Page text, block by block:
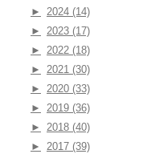
►
2024 (14)
►
2023 (17)
►
2022 (18)
►
2021 (30)
►
2020 (33)
►
2019 (36)
►
2018 (40)
►
2017 (39)